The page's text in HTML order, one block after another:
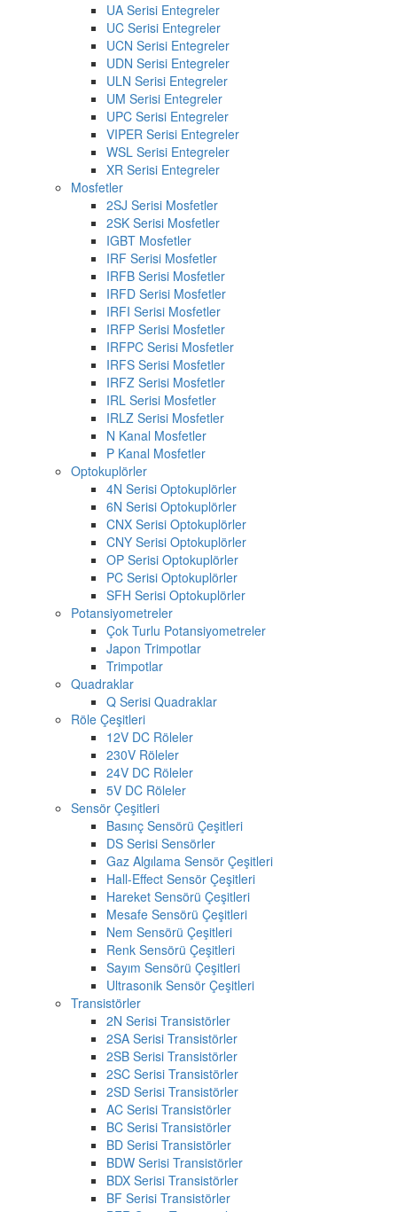
UA Serisi Entegreler
UC Serisi Entegreler
UCN Serisi Entegreler
UDN Serisi Entegreler
ULN Serisi Entegreler
UM Serisi Entegreler
UPC Serisi Entegreler
VIPER Serisi Entegreler
WSL Serisi Entegreler
XR Serisi Entegreler
Mosfetler
2SJ Serisi Mosfetler
2SK Serisi Mosfetler
IGBT Mosfetler
IRF Serisi Mosfetler
IRFB Serisi Mosfetler
IRFD Serisi Mosfetler
IRFI Serisi Mosfetler
IRFP Serisi Mosfetler
IRFPC Serisi Mosfetler
IRFS Serisi Mosfetler
IRFZ Serisi Mosfetler
IRL Serisi Mosfetler
IRLZ Serisi Mosfetler
N Kanal Mosfetler
P Kanal Mosfetler
Optokuplörler
4N Serisi Optokuplörler
6N Serisi Optokuplörler
CNX Serisi Optokuplörler
CNY Serisi Optokuplörler
OP Serisi Optokuplörler
PC Serisi Optokuplörler
SFH Serisi Optokuplörler
Potansiyometreler
Çok Turlu Potansiyometreler
Japon Trimpotlar
Trimpotlar
Quadraklar
Q Serisi Quadraklar
Röle Çeşitleri
12V DC Röleler
230V Röleler
24V DC Röleler
5V DC Röleler
Sensör Çeşitleri
Basınç Sensörü Çeşitleri
DS Serisi Sensörler
Gaz Algılama Sensör Çeşitleri
Hall-Effect Sensör Çeşitleri
Hareket Sensörü Çeşitleri
Mesafe Sensörü Çeşitleri
Nem Sensörü Çeşitleri
Renk Sensörü Çeşitleri
Sayım Sensörü Çeşitleri
Ultrasonik Sensör Çeşitleri
Transistörler
2N Serisi Transistörler
2SA Serisi Transistörler
2SB Serisi Transistörler
2SC Serisi Transistörler
2SD Serisi Transistörler
AC Serisi Transistörler
BC Serisi Transistörler
BD Serisi Transistörler
BDW Serisi Transistörler
BDX Serisi Transistörler
BF Serisi Transistörler